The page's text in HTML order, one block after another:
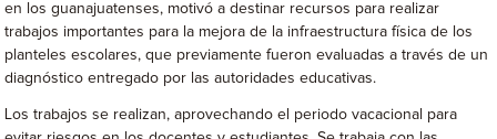
en los guanajuatenses, motivó a destinar recursos para realizar
trabajos importantes para la mejora de la infraestructura física de los
planteles escolares, que previamente fueron evaluadas a través de un
diagnóstico entregado por las autoridades educativas.
Los trabajos se realizan, aprovechando el periodo vacacional para